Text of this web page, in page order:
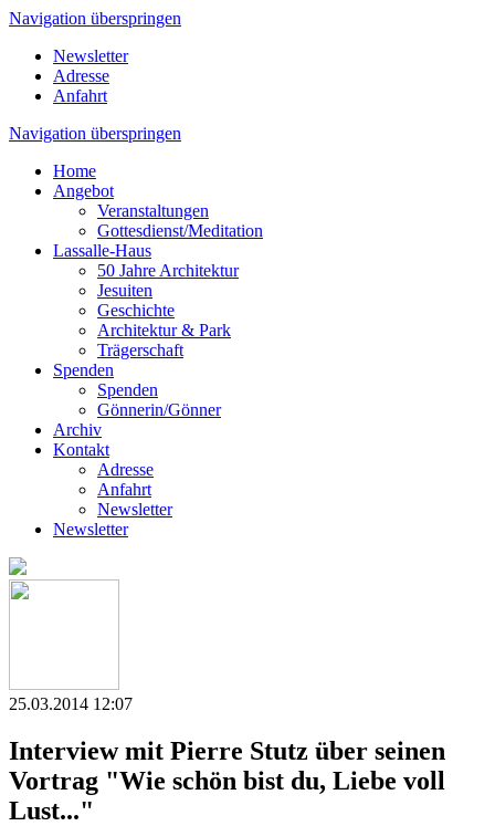
Navigation überspringen
Newsletter
Adresse
Anfahrt
Navigation überspringen
Home
Angebot
Veranstaltungen
Gottesdienst/Meditation
Lassalle-Haus
50 Jahre Architektur
Jesuiten
Geschichte
Architektur & Park
Trägerschaft
Spenden
Spenden
Gönnerin/Gönner
Archiv
Kontakt
Adresse
Anfahrt
Newsletter
Newsletter
25.03.2014 12:07
Interview mit Pierre Stutz über seinen
Vortrag "Wie schön bist du, Liebe voll
Lust..."